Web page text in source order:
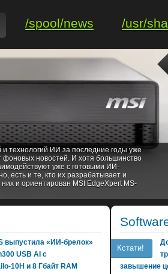
/spool/news /usr/
технологий ИИ за последние годы уже
новостей. И хотя большинство
уже с готовыми ИИ-
есть и те, кто их разрабатывает и
и ориентирован MSI EdgeXpert MS-
выпустила «ИИ-брелок»
USB AI с
10H и 8 Гбайт RAM
Кстати!
завышение